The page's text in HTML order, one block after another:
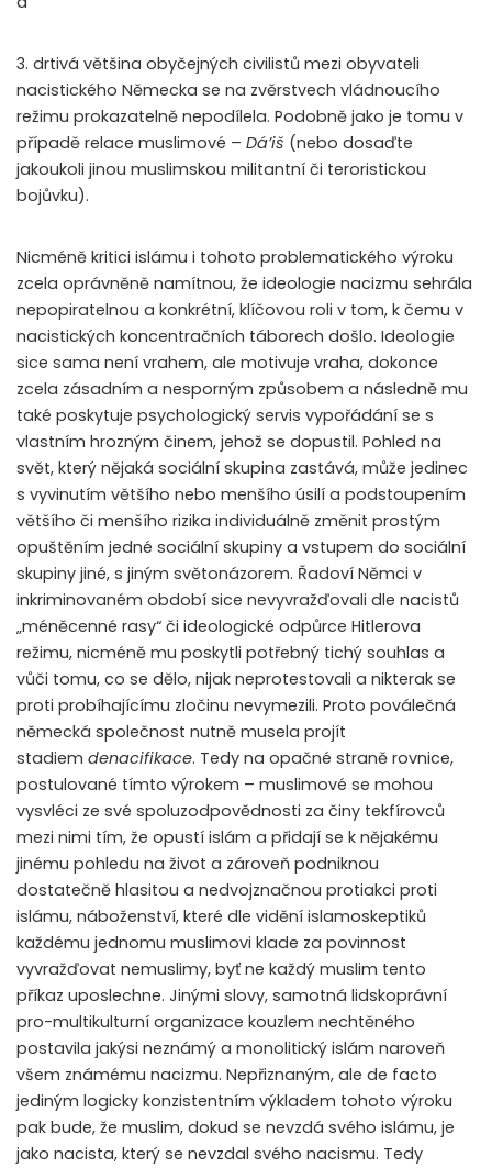
3. drtivá většina obyčejných civilistů mezi obyvateli
nacistického Německa se na zvěrstvech vládnoucího
režimu prokazatelně nepodílela. Podobně jako je tomu v
případě relace muslimové – Dá’iš (nebo dosaďte
jakoukoli jinou muslimskou militantní či teroristickou
bojůvku).
Nicméně kritici islámu i tohoto problematického výroku
zcela oprávněně namítnou, že ideologie nacizmu sehrála
nepopiratelnou a konkrétní, klíčovou roli v tom, k čemu v
nacistických koncentračních táborech došlo. Ideologie
sice sama není vrahem, ale motivuje vraha, dokonce
zcela zásadním a nesporným způsobem a následně mu
také poskytuje psychologický servis vypořádání se s
vlastním hrozným činem, jehož se dopustil. Pohled na
svět, který nějaká sociální skupina zastává, může jedinec
s vyvinutím většího nebo menšího úsilí a podstoupením
většího či menšího rizika individuálně změnit prostým
opuštěním jedné sociální skupiny a vstupem do sociální
skupiny jiné, s jiným světonázorem. Řadoví Němci v
inkriminovaném období sice nevyvražďovali dle nacistů
„méněcenné rasy“ či ideologické odpůrce Hitlerova
režimu, nicméně mu poskytli potřebný tichý souhlas a
vůči tomu, co se dělo, nijak neprotestovali a nikterak se
proti probíhajícímu zločinu nevymezili. Proto poválečná
německá společnost nutně musela projít
stadiem denacifikace. Tedy na opačné straně rovnice,
postulované tímto výrokem – muslimové se mohou
vysvléci ze své spoluzodpovědnosti za činy tekfírovců
mezi nimi tím, že opustí islám a přidají se k nějakému
jinému pohledu na život a zároveň podniknou
dostatečně hlasitou a nedvojznačnou protiakci proti
islámu, náboženství, které dle vidění islamoskeptiků
každému jednomu muslimovi klade za povinnost
vyvražďovat nemuslimy, byť ne každý muslim tento
příkaz uposlechne. Jinými slovy, samotná lidskoprávní
pro-multikulturní organizace kouzlem nechtěného
postavila jakýsi neznámý a monolitický islám naroveň
všem známému nacizmu. Nepřiznaným, ale de facto
jediným logicky konzistentním výkladem tohoto výroku
pak bude, že muslim, dokud se nevzdá svého islámu, je
jako nacista, který se nevzdal svého nacismu. Tedy